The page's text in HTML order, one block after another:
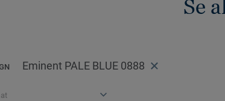
Se
Eminent PALE BLUE 0888